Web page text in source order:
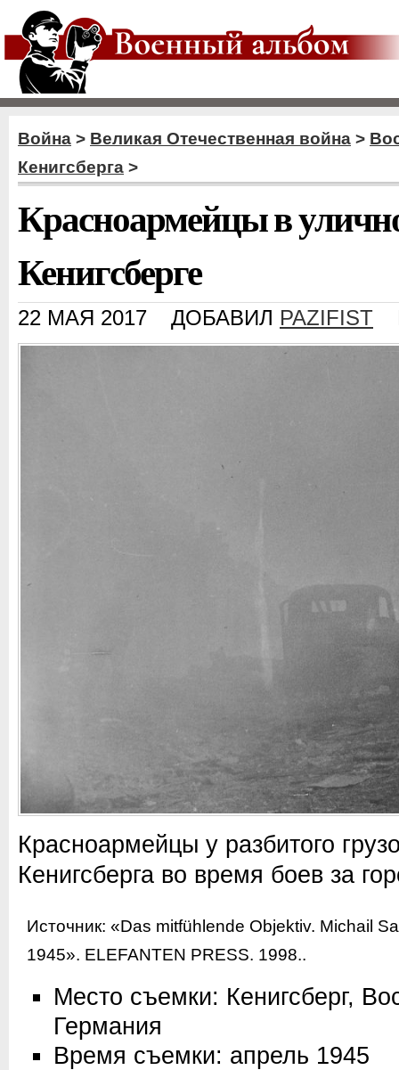
Война > Великая Отечественная война >
Кенигсберга >
Красноармейцы в
Кенигсберге
22 МАЯ 2017 ДОБАВИЛ PAZIFIST
Красноармейцы у разбитого
Кенигсберга во время боев за
Источник: «Das mitfühlende Objektiv. Michail
1945». ELEFANTEN PRESS. 1998..
Место съемки: Кенигсберг,
Германия
Время съемки: апрель 1945